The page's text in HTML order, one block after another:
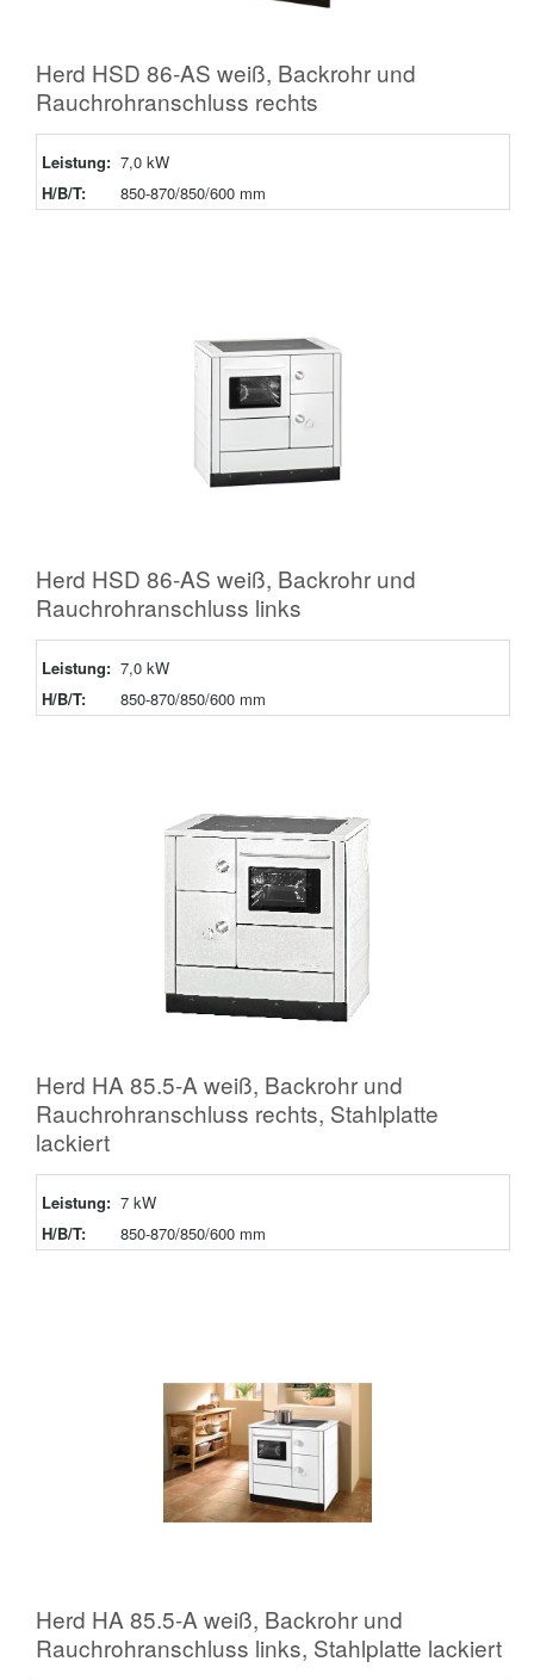
Herd HSD 86-AS weiß, Backrohr und
Rauchrohranschluss rechts
Leistung: 7,0 kW
H/B/T:
850-870/850/600 mm
Herd HSD 86-AS weiß, Backrohr und
Rauchrohranschluss links
Leistung: 7,0 kW
H/B/T:
850-870/850/600 mm
Herd HA 85.5-A weiß, Backrohr und
Rauchrohranschluss rechts, Stahlplatte
lackiert
Leistung: 7 kW
H/B/T:
850-870/850/600 mm
Herd HA 85.5-A weiß, Backrohr und
Rauchrohranschluss links, Stahlplatte lackiert